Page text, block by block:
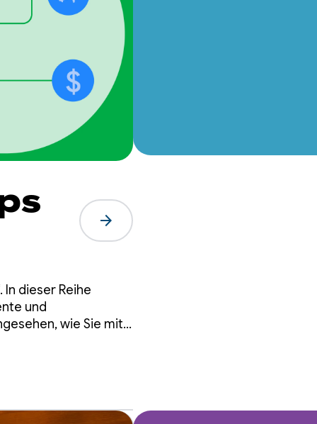
arrow_forward
dieser Reihe
und
wie Sie mit